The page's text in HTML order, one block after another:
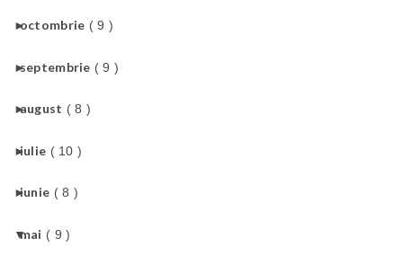
►
octombrie ( 9 )
►
septembrie ( 9 )
►
august ( 8 )
►
iulie ( 10 )
►
iunie ( 8 )
▼
mai ( 9 )